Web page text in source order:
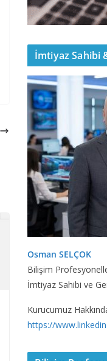
İmtiyaz Sahibi
Osman SELÇOK
Bilişim
İmtiyaz Sahibi ve
Kurucumuz
https://